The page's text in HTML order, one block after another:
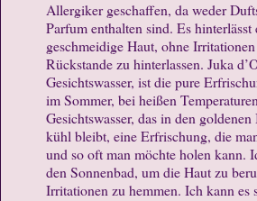
Allergiker geschaffen, da weder
Parfum enthalten sind. Es hinterlässt
geschmeidige Haut, ohne
Rückstande zu hinterlassen. Juka
Gesichtswasser, ist die pure
im Sommer, bei heißen
Gesichtswasser, das in den
kühl bleibt, eine Erfrischung, die
und so oft man möchte holen kann.
den Sonnenbad, um die Haut zu
Irritationen zu hemmen. Ich kann es